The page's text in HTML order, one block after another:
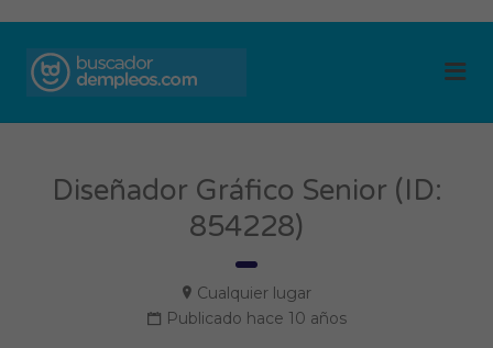
Diseñador Gráfico Senior (ID:
854228)
Cualquier lugar
Publicado hace 10 años